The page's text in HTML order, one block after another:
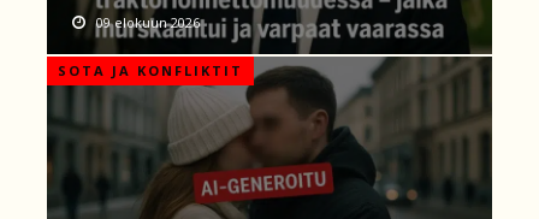
09 elokuun 2026
SOTA JA KONFLIKTIT